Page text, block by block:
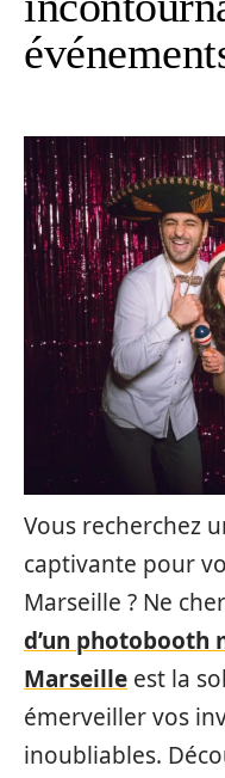
Vous recherchez
captivante pour
Marseille ? Ne
d’un photobooth
Marseille est la
émerveiller vos
inoubliables.